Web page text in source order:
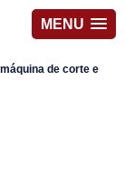
MENU
máquina de corte e